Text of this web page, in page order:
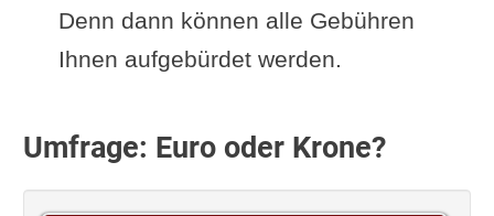
Denn dann können alle Gebühren
Ihnen aufgebürdet werden.
Umfrage: Euro oder Krone?